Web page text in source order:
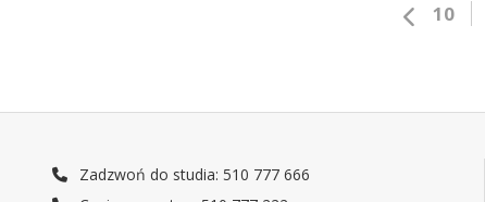
10
Zadzwoń do studia: 510 777 666